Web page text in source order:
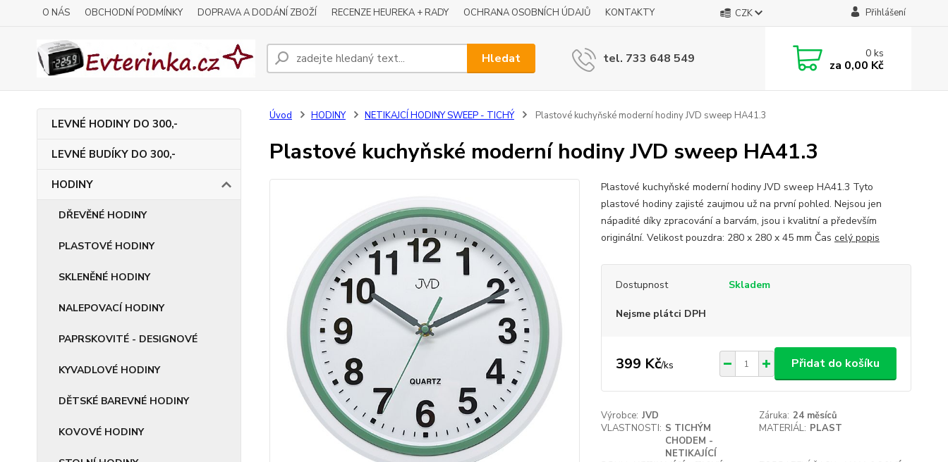
O NÁS OBCHODNÍ PODMÍNKY DOPRAVA A DODÁNÍ ZBOŽÍ RECENZE HEUREKA + RADY OCHRANA OSOBNÍCH ÚDAJŮ KONTAKTY CZK Přihlášení
Hledat tel. 733 648 549 0ks
za 0,00 Kč
LEVNÉ HODINY DO 300,-
LEVNÉ BUDÍKY DO 300,-
HODINY
DŘEVĚNÉ HODINY
PLASTOVÉ HODINY
SKLENĚNÉ HODINY
NALEPOVACÍ HODINY
PAPRSKOVITÉ - DESIGNOVÉ
KYVADLOVÉ HODINY
DĚTSKÉ BAREVNÉ HODINY
KOVOVÉ HODINY
Úvod HODINY NETIKAJCÍ HODINY SWEEP - TICHÝ Plastové kuchyňské moderní hodiny JVD sweep HA41.3
Plastové kuchyňské moderní hodiny JVD sweep HA41.3
Plastové kuchyňské moderní hodiny JVD sweep HA41.3 Tyto
plastové hodiny zajisté zaujmou už na první pohled. Nejsou jen
nápadité díky zpracování a barvám, jsou i kvalitní a především
originální. Velikost pouzdra: 280 x 280 x 45 mm Čas celý popis
Dostupnost Skladem
Nejsme plátci DPH
399 Kč/ks Přidat do košíku
Výrobce: JVD Záruka: 24 měsíců
VLASTNOSTI: S TICHÝM
CHODEM -
NETIKAJÍCÍ
MATERIÁL: PLAST